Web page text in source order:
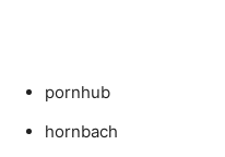
pornhub
hornbach